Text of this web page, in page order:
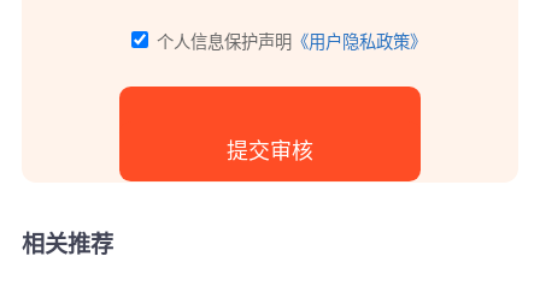
个人信息保护声明 《用户隐私政策》
相关推荐